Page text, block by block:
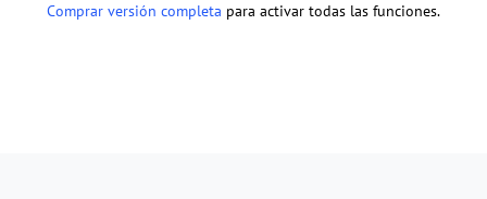
Comprar versión completa para activar todas las funciones.